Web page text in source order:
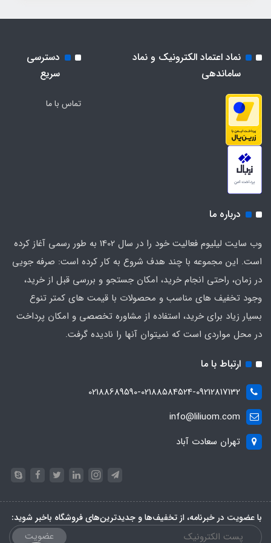
برای شرایط فعلی تکنولوژی مورد نیاز و کاربردهای متنوع با
برای شرایط فعلی تکنولوژی مورد نیاز و کاربردهای متنوع با
هدف بهبود ابزارهای کاربردی می باشد.
نماد اعتماد الکترونیک و نماد
ساماندهی
دسترسی
سریع
تماس با ما
درباره ما
وب سایت لیلیوم فعالیت خود را در سال 1402 به طور رسمی آغاز کرده
است. این مجموعه با چند هدف شروع به کار کرده است: صرفه جویی
در زمان، راحتی انجام خرید، امکان جستجو و بررسی قبل از خرید،
وجود تخفیف های مناسب و محصولات با قیمت های کمتر تنوع
بسیار زیاد برای خرید، استفاده از مشاوره تخصصی و امکان پرداخت
در محل مواردی است که نمیتوان آنها را نادیده گرفت.
ارتباط با ما
02188689590-02188584524-09212817132
info@liliuom.com
تهران سعادت آباد
با عضویت در خبرنامه، از تخفیف‌ها و جدیدترین‌های فروشگاه باخبر شوید:
عضویت